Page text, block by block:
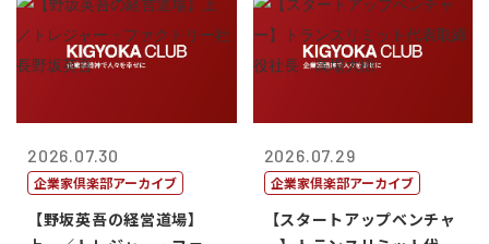
2026.07.30
企業家倶楽部アーカイブ
【野坂英吾の経営道場】
2026.07.29
企業家倶楽部アーカイブ
【スタートアップベンチャ